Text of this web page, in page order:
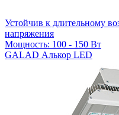
Устойчив к длительному
напряжения
Мощность: 100 - 150 Вт
GALAD Алькор LED